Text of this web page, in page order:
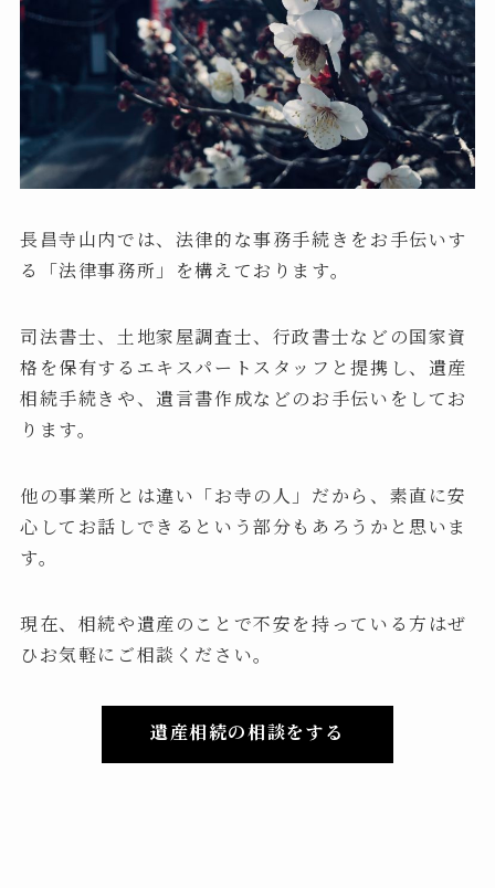
長昌寺山内では、法律的な事務手続きをお手伝いす
る「法律事務所」を構えております。
司法書士、土地家屋調査士、行政書士などの国家資
格を保有するエキスパートスタッフと提携し、遺産
相続手続きや、遺言書作成などのお手伝いをしてお
ります。
他の事業所とは違い「お寺の人」だから、素直に安
心してお話しできるという部分もあろうかと思いま
す。
現在、相続や遺産のことで不安を持っている方はぜ
ひお気軽にご相談ください。
遺産相続の相談をする